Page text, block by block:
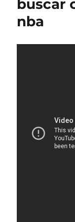
buscar
nba